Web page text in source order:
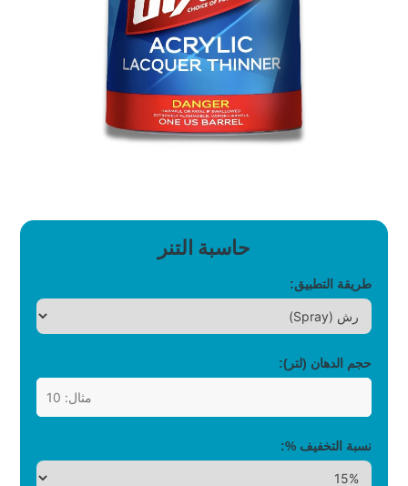
حاسبة التنر
طريقة التطبيق:
حجم الدهان (لتر):
نسبة التخفيف %: